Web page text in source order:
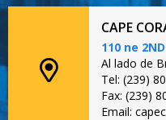
CAPE
110 ne
Al lado de
Tel: (239)
Fax: (239)
Email: